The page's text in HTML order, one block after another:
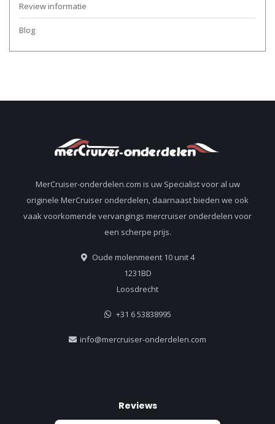
Review informatie
Blog
MerCruiser-onderdelen.com is uw Specialist voor al uw
originele MerCruiser onderdelen, daarnaast bieden we ook
vaak voorkomende vervangings mercruiser onderdelen voor
een scherpe prijs.
Oude molenmeent 10 unit 4
1231BD
Loosdrecht
+31 6 53838995
info@mercruiser-onderdelen.com
Reviews